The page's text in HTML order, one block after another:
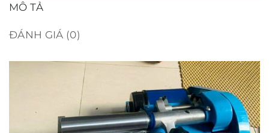
MÔ TẢ
ĐÁNH GIÁ (0)